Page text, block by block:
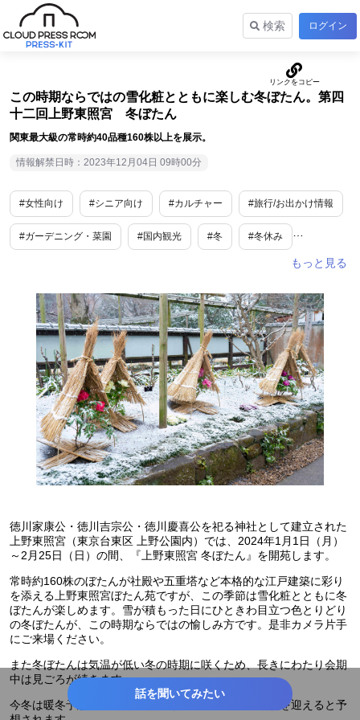
検索 ログイン
この時期ならではの雪化粧とともに楽しむ冬ぼたん。第四
十二回上野東照宮 冬ぼたん
関東最大級の常時約40品種160株以上を展示。
情報解禁日時：2023年12月04日 09時00分
#女性向け #シニア向け #カルチャー #旅行/お出かけ情報
#ガーデニング・菜園 #国内観光 #冬 #冬休み
徳川家康公・徳川吉宗公・徳川慶喜公を祀る神社として建立された
上野東照宮（東京台東区 上野公園内）では、2024年1月1日（月）
～2月25日（日）の間、『上野東照宮 冬ぼたん』を開苑します。
常時約160株のぼたんが社殿や五重塔など本格的な江戸建築に彩り
を添える上野東照宮ぼたん苑ですが、この季節は雪化粧とともに冬
ぼたんが楽しめます。雪が積もった日にひときわ目立つ色とりどり
の冬ぼたんが、この時期ならではの愉しみ方です。是非カメラ片手
にご来場ください。
また冬ぼたんは気温が低い冬の時期に咲くため、長きにわたり会期
中は見ごろが続きます。
今冬は暖冬予想のため開花が早く、開苑直後から見頃を迎えると予
話を聞いてみたい